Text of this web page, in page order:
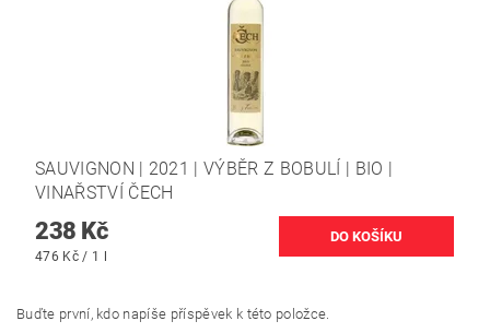
SAUVIGNON | 2021 | VÝBĚR Z BOBULÍ | BIO |
VINAŘSTVÍ ČECH
238 Kč
476 Kč / 1 l
Buďte první, kdo napíše příspěvek k této položce.